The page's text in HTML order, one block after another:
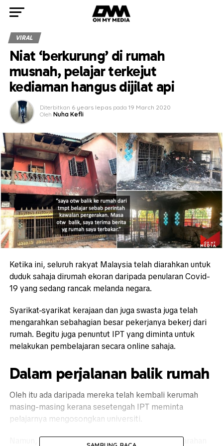
VIRAL
Niat ‘berkurung’ di rumah
musnah, pelajar terkejut
kediaman hangus dijilat api
Diterbitkan 6 years lepas pada 19 March 2020
Oleh Nuha Kefli
Ketika ini, seluruh rakyat Malaysia telah diarahkan untuk
duduk sahaja dirumah ekoran daripada penularan Covid-
19 yang sedang rancak melanda negara.
Syarikat-syarikat kerajaan dan juga swasta juga telah
mengarahkan sebahagian besar pekerjanya bekerj dari
rumah. Begitu juga penuntut IPT yang diminta untuk
melakukan pembelajaran secara online sahaja.
Dalam perjalanan balik rumah
Oleh itu ada daripada mereka telah kembali kerumah
masing-masing kerana sesetengah IPT meminta
pelajarnya mengosongkan universiti.
Namun, disebalik kelam-kabut dalam mematuhi arahan